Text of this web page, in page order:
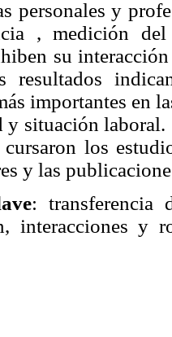
personales y
, medición
su
resultados
importantes en
y situación
los
y las
: transferencia
interacciones y